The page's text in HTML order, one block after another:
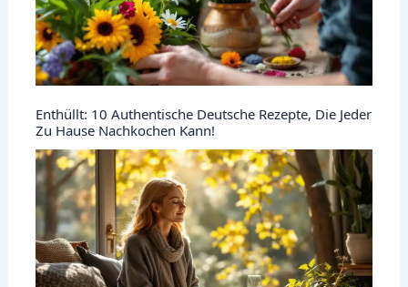
Enthüllt: 10 Authentische Deutsche Rezepte, Die Jeder
Zu Hause Nachkochen Kann!